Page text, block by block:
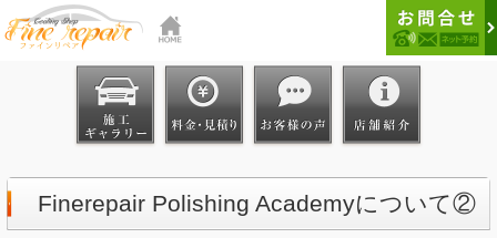
Finerepair Polishing Academyについて②